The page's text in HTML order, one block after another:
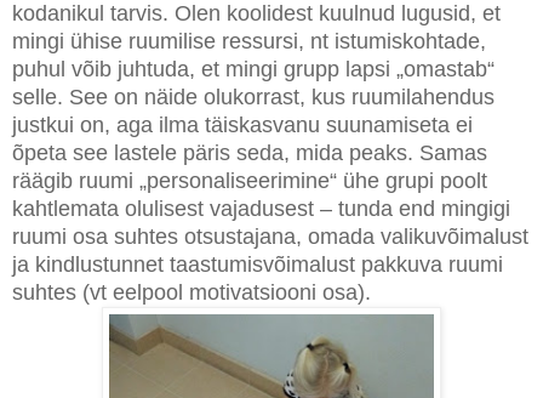
kodanikul tarvis. Olen koolidest kuulnud lugusid, et
mingi ühise ruumilise ressursi, nt istumiskohtade,
puhul võib juhtuda, et mingi grupp lapsi „omastab“
selle. See on näide olukorrast, kus ruumilahendus
justkui on, aga ilma täiskasvanu suunamiseta ei
õpeta see lastele päris seda, mida peaks. Samas
räägib ruumi „personaliseerimine“ ühe grupi poolt
kahtlemata olulisest vajadusest – tunda end mingigi
ruumi osa suhtes otsustajana, omada valikuvõimalust
ja kindlustunnet taastumisvõimalust pakkuva ruumi
suhtes (vt eelpool motivatsiooni osa).